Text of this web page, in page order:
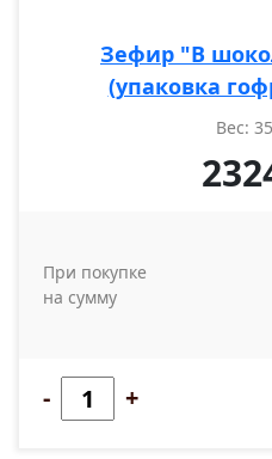
Зефир "В
(упаковка
Вес:
При покупке
на сумму
- +